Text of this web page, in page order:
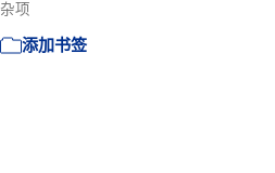
杂项
添加书签